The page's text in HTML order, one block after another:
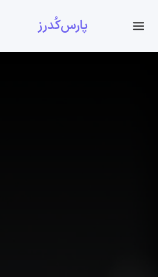
پارس‌کُدرز